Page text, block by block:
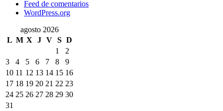
Feed de comentarios
WordPress.org
agosto 2026
L M X J V S D
1
2
3
4 5 6 7 8
9
10 11 12 13 14 15 16
17 18 19 20 21 22 23
24 25 26 27 28 29 30
31